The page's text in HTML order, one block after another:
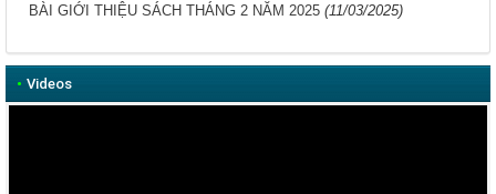
BÀI GIỚI THIỆU SÁCH THÁNG 2 NĂM 2025 (11/03/2025)
• Videos